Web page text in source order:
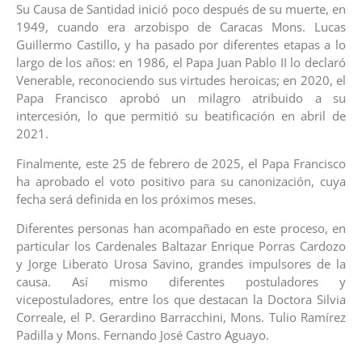
Su Causa de Santidad inició poco después de su muerte, en
1949, cuando era arzobispo de Caracas Mons. Lucas
Guillermo Castillo, y ha pasado por diferentes etapas a lo
largo de los años: en 1986, el Papa Juan Pablo II lo declaró
Venerable, reconociendo sus virtudes heroicas; en 2020, el
Papa Francisco aprobó un milagro atribuido a su
intercesión, lo que permitió su beatificación en abril de
2021.
Finalmente, este 25 de febrero de 2025, el Papa Francisco
ha aprobado el voto positivo para su canonización, cuya
fecha será definida en los próximos meses.
Diferentes personas han acompañado en este proceso, en
particular los Cardenales Baltazar Enrique Porras Cardozo
y Jorge Liberato Urosa Savino, grandes impulsores de la
causa. Así mismo diferentes postuladores y
vicepostuladores, entre los que destacan la Doctora Silvia
Correale, el P. Gerardino Barracchini, Mons. Tulio Ramírez
Padilla y Mons. Fernando José Castro Aguayo.